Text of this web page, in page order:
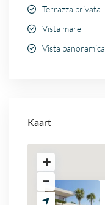
Terrazza privata
Vista mare
Vista panoramica
Kaart